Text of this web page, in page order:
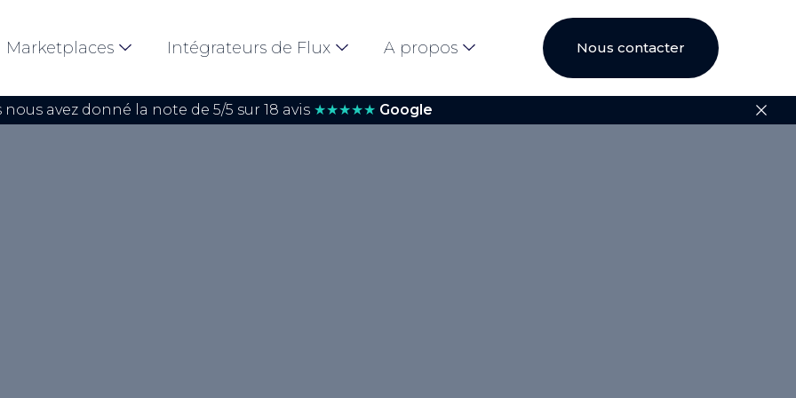
Marketplaces Intégrateurs de Flux A propos Nous contacter
nous avez donné la note de 5/5 sur 18 avis ★★★★★ Google